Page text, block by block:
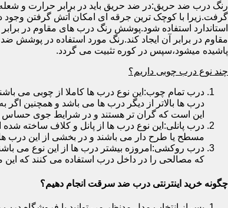
رنگ درب ضد حریق:در ضد حریق باید در برابر حرارت و
گرفت.زیرا با کوچک ترین جرقه ای امکان آتش گرفتن وجود
استاندارد استفاده شود.پوشش رنگ درب های مقاوم در
مقاوم در برابر آن ایجاد کند.رنگ مورد استفاده در پوشش
پاشیده میشود،سپس در کوره تثبیت می گردد.
چند نوع درب چوبی داریم؟
درب تمام چوب:این نوع درب ها کاملا از چوبی می
درب ها بالاتر از دیگر درب ها می باشد و همچنین اگر
این است که گران تر هستند و در شرایط جوی حساس
درب پانلی:این نوع درب ها از پانل و کلاف ساخته شده
مسطح یا طرح دار می باشند و در بخشی از این درب
درب روکشی:امروزه بیشتر درب ها از این نوع می
که مصالحی را در داخل درب استفاده می کنند که این
چگونه خرید اینترنتی درب ضد سرقت انجام دهیم؟